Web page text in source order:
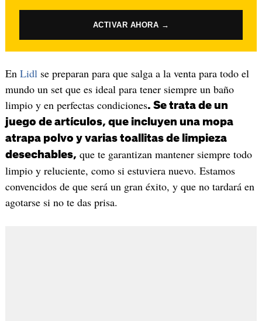
ACTIVAR AHORA →
En Lidlse preparan para que salga a la venta para todo el
mundo un set que es ideal para tener siempre un baño
limpio y en perfectas condiciones. Se trata de un
juego de artículos, que incluyen una mopa
atrapa polvo y varias toallitas de limpieza
desechables, que te garantizan mantener siempre todo
limpio y reluciente, como si estuviera nuevo. Estamos
convencidos de que será un gran éxito, y que no tardará en
agotarse si no te das prisa.